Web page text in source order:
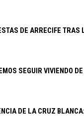
DE ARRECIFE TRAS
SEGUIR VIVIENDO
DE LA CRUZ